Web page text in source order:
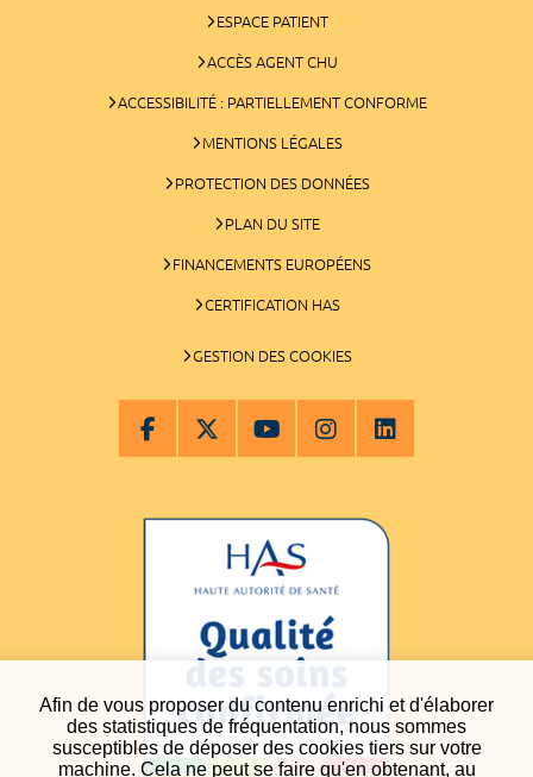
Afin de vous proposer du contenu enrichi et d'élaborer
des statistiques de fréquentation, nous sommes
susceptibles de déposer des cookies tiers sur votre
machine. Cela ne peut se faire qu'en obtenant, au
ESPACE PATIENT
ACCÈS AGENT CHU
ACCESSIBILITÉ : PARTIELLEMENT CONFORME
MENTIONS LÉGALES
PROTECTION DES DONNÉES
PLAN DU SITE
FINANCEMENTS EUROPÉENS
CERTIFICATION HAS
GESTION DES COOKIES